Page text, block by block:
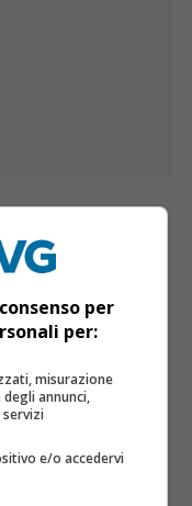
Bilje
di
test ufficiale
slovena,
di
per
per:
misurazione
annunci,
servizi
e/o accedervi